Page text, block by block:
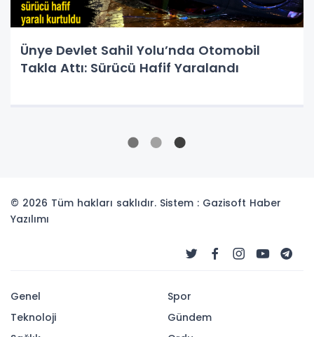
Ünye Devlet Sahil Yolu’nda Otomobil
Takla Attı: Sürücü Hafif Yaralandı
© 2026 Tüm hakları saklıdır. Sistem : Gazisoft Haber
Yazılımı
Genel
Teknoloji
Spor
Gündem